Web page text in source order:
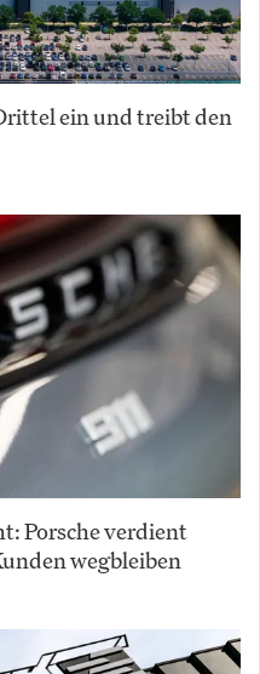
ein und treibt den
Porsche verdient
wegbleiben